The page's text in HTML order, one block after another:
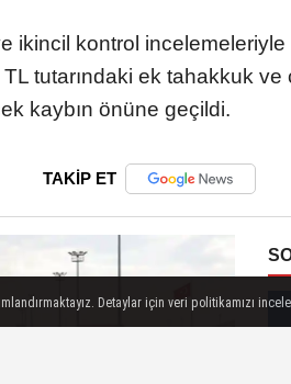
ikincil kontrol
tutarındaki ek tahakkuk
kaybın önüne geçildi.
TAKİP ET
Detaylar için veri politikamızı